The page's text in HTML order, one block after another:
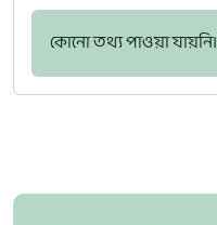
কোনো তথ্য পাওয়া যায়নি।